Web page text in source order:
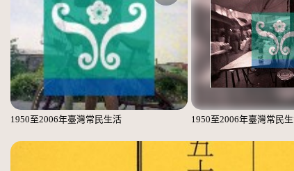
1950至2006年臺灣常民生活 1950至2006年臺灣常民